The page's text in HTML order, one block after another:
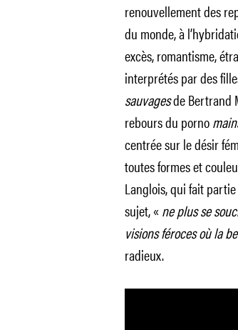
renouvellement des
du monde, à
excès, romantisme,
interprétés par des
sauvagesde Bertrand
rebours du porno
centrée sur le désir
toutes formes et
Langlois, qui fait
sujet, «ne plus se
visions féroces où la
radieux.